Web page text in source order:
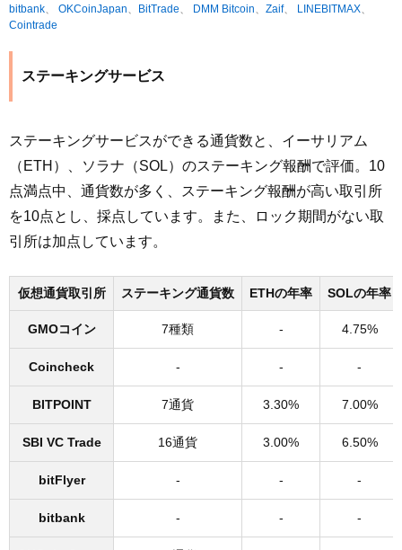
bitbank、 OKCoinJapan、 BitTrade、 DMM Bitcoin、 Zaif、 LINEBITMAX、
Cointrade
ステーキングサービス
ステーキングサービスができる通貨数と、イーサリアム
（ETH）、ソラナ（SOL）のステーキング報酬で評価。10
点満点中、通貨数が多く、ステーキング報酬が高い取引所
を10点とし、採点しています。また、ロック期間がない取
引所は加点しています。
仮想通貨取引所 ステーキング通貨数 ETHの年率 SOLの年率
GMOコイン 7種類 - 4.75%
Coincheck - - -
BITPOINT 7通貨 3.30% 7.00%
SBI VC Trade 16通貨 3.00% 6.50%
bitFlyer - - -
bitbank - - -